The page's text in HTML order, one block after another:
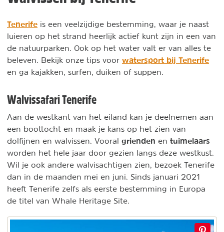
Tenerife is een veelzijdige bestemming, waar je naast
luieren op het strand heerlijk actief kunt zijn in een van
de natuurparken. Ook op het water valt er van alles te
beleven. Bekijk onze tips voor watersport bij Tenerife
en ga kajakken, surfen, duiken of suppen.
Walvissafari Tenerife
Aan de westkant van het eiland kan je deelnemen aan
een boottocht en maak je kans op het zien van
dolfijnen en walvissen. Vooral grienden en tuimelaars
worden het hele jaar door gezien langs deze westkust.
Wil je ook andere walvisachtigen zien, bezoek Tenerife
dan in de maanden mei en juni. Sinds januari 2021
heeft Tenerife zelfs als eerste bestemming in Europa
de titel van Whale Heritage Site.